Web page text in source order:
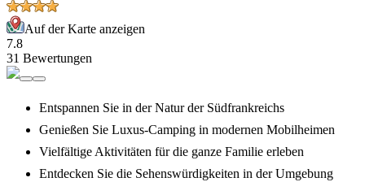
Auf der Karte anzeigen
7.8
31 Bewertungen
Entspannen Sie in der Natur der Südfrankreichs
Genießen Sie Luxus-Camping in modernen Mobilheimen
Vielfältige Aktivitäten für die ganze Familie erleben
Entdecken Sie die Sehenswürdigkeiten in der Umgebung